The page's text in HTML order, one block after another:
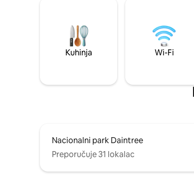
Kuhinja Wi-Fi
Nacionalni park Daintree
Preporučuje 31 lokalac